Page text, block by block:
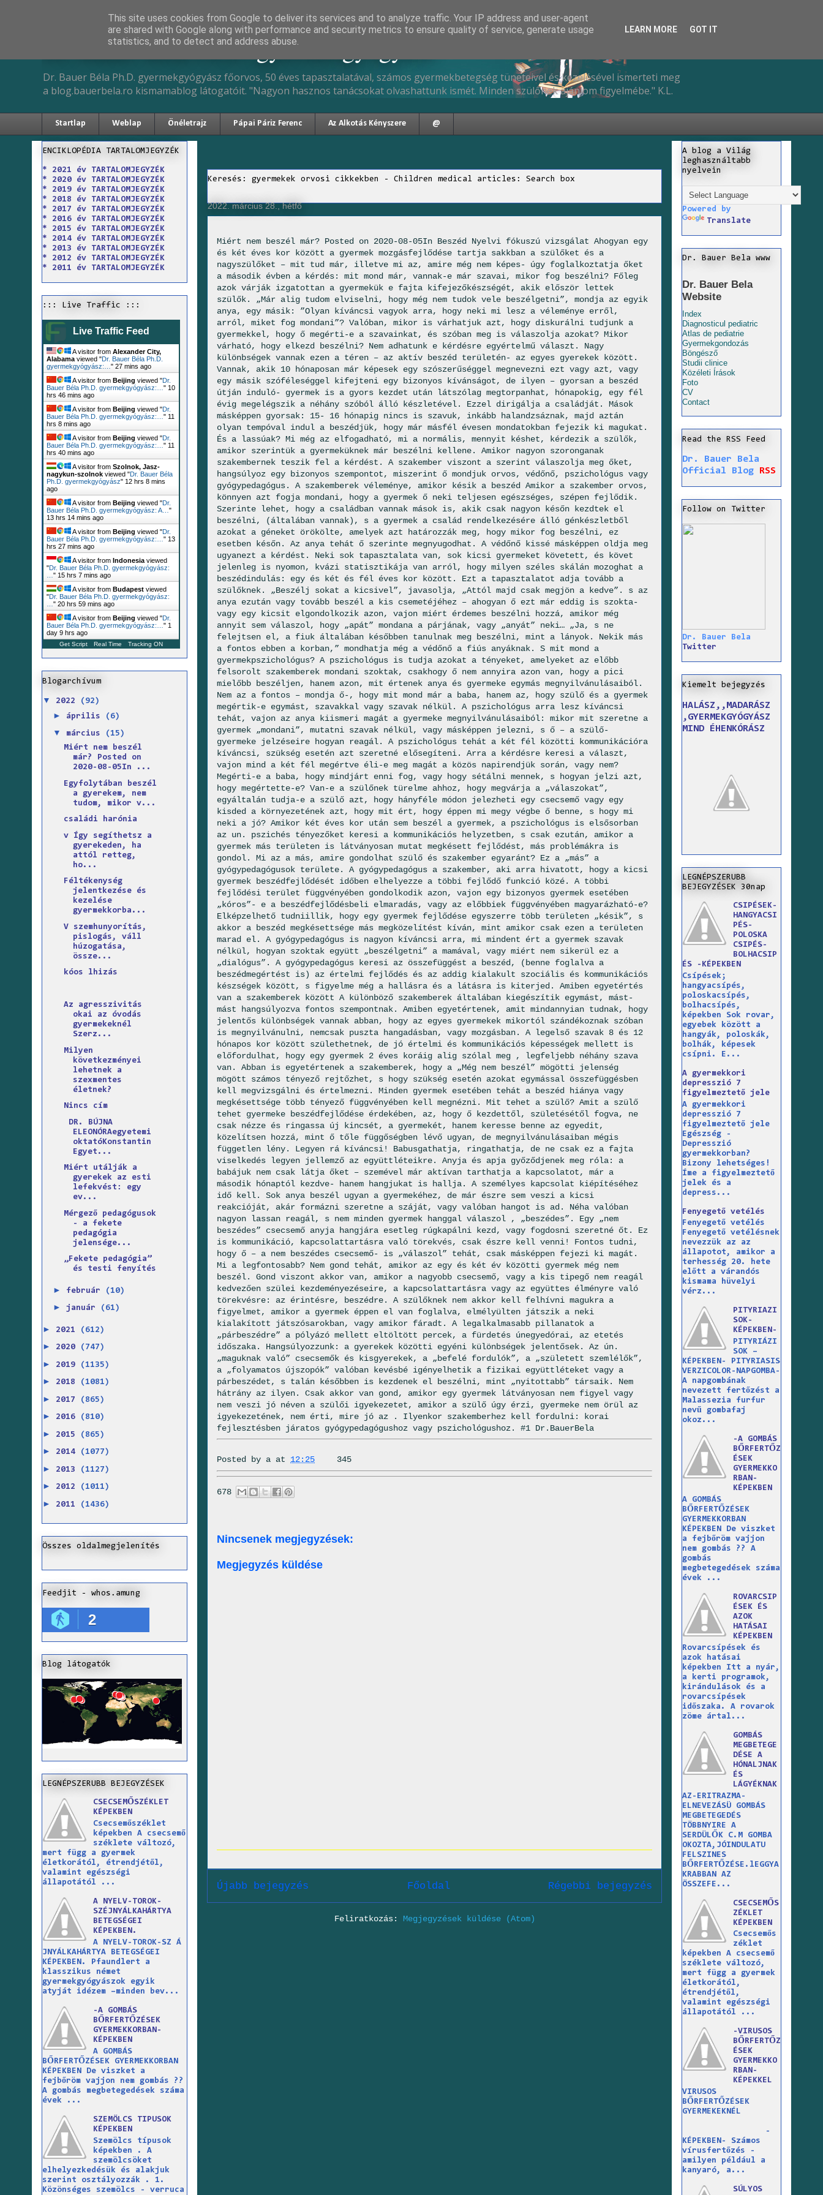
Dr. Bauer Béla Ph.D. gyermekgyógyász
Dr. Bauer Béla Ph.D. gyermekgyógyász főorvos, 50 éves tapasztalatával, számos gyermekbetegség tüneteivel és kezelésével ismerteti meg
a blog.bauerbela.ro kismamablog látogatóit. "Nagyon hasznos tanácsokat olvashattunk ismét. Minden szülőnek ajánlom figyelmébe." K.L.
Startlap Weblap Önéletrajz Pápai Páriz Ferenc Az Alkotás Kényszere @
Keresés: gyermekek orvosi cikkekben - Children medical articles: Search box
2022. március 28., hétfő
Miért nem beszél már? Posted on 2020-08-05In Beszéd Nyelvi fókuszú vizsgálat Ahogyan egy
és két éves kor között a gyermek mozgásfejlődése tartja sakkban a szülőket és a
nagyszülőket – mit tud már, illetve mi az, amire még nem képes- úgy foglalkoztatja őket
a második évben a kérdés: mit mond már, vannak-e már szavai, mikor fog beszélni? Főleg
azok várják izgatottan a gyermekük e fajta kifejezőkészségét, akik először lettek
szülők. „Már alig tudom elviselni, hogy még nem tudok vele beszélgetni”, mondja az egyik
anya, egy másik: ”Olyan kíváncsi vagyok arra, hogy neki mi lesz a véleménye erről,
arról, miket fog mondani”? Valóban, mikor is várhatjuk azt, hogy diskurálni tudjunk a
gyermekkel, hogy ő megérti-e a szavainkat, és szóban meg is válaszolja azokat? Mikor
várható, hogy elkezd beszélni? Nem adhatunk e kérdésre egyértelmű választ. Nagy
különbségek vannak ezen a téren – az aktív beszéd területén- az egyes gyerekek között.
Vannak, akik 10 hónaposan már képesek egy szószerűséggel megnevezni ezt vagy azt, vagy
egy másik szóféleséggel kifejteni egy bizonyos kívánságot, de ilyen – gyorsan a beszéd
útján induló- gyermek is a gyors kezdet után látszólag megtorpanhat, hónapokig, egy fél
évig megelégszik a néhány szóból álló készletével. Ezzel dirigálja a családját. Mások
másképpen gyorsak: 15- 16 hónapig nincs is szavuk, inkább halandzsáznak, majd aztán
olyan tempóval indul a beszédjük, hogy már másfél évesen mondatokban fejezik ki magukat.
És a lassúak? Mi még az elfogadható, mi a normális, mennyit késhet, kérdezik a szülők,
amikor szerintük a gyermeküknek már beszélni kellene. Amikor nagyon szoronganak
szakembernek teszik fel a kérdést. A szakember viszont a szerint válaszolja meg őket,
hangsúlyoz egy bizonyos szempontot, miszerint ő mondjuk orvos, védőnő, pszichológus vagy
gyógypedagógus. A szakemberek véleménye, amikor késik a beszéd Amikor a szakember orvos,
könnyen azt fogja mondani, hogy a gyermek ő neki teljesen egészséges, szépen fejlődik.
Szerinte lehet, hogy a családban vannak mások is, akik csak nagyon későn kezdtek el
beszélni, (általában vannak), s a gyermek a család rendelkezésére álló génkészletből
azokat a géneket örökölte, amelyek azt határozzák meg, hogy mikor fog beszélni, ez
esetben későn. Az anya tehát ő szerinte megnyugodhat. A védőnő kissé másképpen oldja meg
ugyanezt a kérdést. Neki sok tapasztalata van, sok kicsi gyermeket követett, és követ
jelenleg is nyomon, kvázi statisztikája van arról, hogy milyen széles skálán mozoghat a
beszédindulás: egy és két és fél éves kor között. Ezt a tapasztalatot adja tovább a
szülőknek. „Beszélj sokat a kicsivel”, javasolja, „Attól majd csak megjön a kedve”. s az
anya ezután vagy tovább beszél a kis csemetéjéhez – ahogyan ő ezt már eddig is szokta-
vagy egy kicsit elgondolkozik azon, vajon miért érdemes beszélni hozzá, amikor még
annyit sem válaszol, hogy „apát” mondana a párjának, vagy „anyát” neki… „Ja, s ne
felejtsen el, a fiuk általában későbben tanulnak meg beszélni, mint a lányok. Nekik más
a fontos ebben a korban,” mondhatja még a védőnő a fiús anyáknak. S mit mond a
gyermekpszichológus? A pszichológus is tudja azokat a tényeket, amelyeket az előbb
felsorolt szakemberek mondani szoktak, csakhogy ő nem annyira azon van, hogy a pici
mielőbb beszéljen, hanem azon, mit értenek anya és gyermeke egymás megnyilvánulásaiból.
Nem az a fontos – mondja ő-, hogy mit mond már a baba, hanem az, hogy szülő és a gyermek
megértik-e egymást, szavakkal vagy szavak nélkül. A pszichológus arra lesz kíváncsi
tehát, vajon az anya kiismeri magát a gyermeke megnyilvánulásaiból: mikor mit szeretne a
gyermek „mondani”, mutatni szavak nélkül, vagy másképpen jelezni, s ő – a szülő-
gyermeke jelzéseire hogyan reagál. A pszichológus tehát a két fél közötti kommunikációra
kíváncsi, szükség esetén azt szeretné elősegíteni. Arra a kérdésre keresi a választ,
vajon mind a két fél megértve éli-e meg magát a közös napirendjük során, vagy nem?
Megérti-e a baba, hogy mindjárt enni fog, vagy hogy sétálni mennek, s hogyan jelzi azt,
hogy megértette-e? Van-e a szülőnek türelme ahhoz, hogy megvárja a „válaszokat”,
egyáltalán tudja-e a szülő azt, hogy hányféle módon jelezheti egy csecsemő vagy egy
kisded a környezetének azt, hogy mit ért, hogy éppen mi megy végbe ő benne, s hogy mi
neki a jó? Amikor két éves kor után sem beszél a gyermek, a pszichológus is elsősorban
az un. pszichés tényezőket keresi a kommunikációs helyzetben, s csak ezután, amikor a
gyermek más területen is látványosan mutat megkésett fejlődést, más problémákra is
gondol. Mi az a más, amire gondolhat szülő és szakember egyaránt? Ez a „más” a
gyógypedagógusok területe. A gyógypedagógus a szakember, aki arra hivatott, hogy a kicsi
gyermek beszédfejlődését időben elhelyezze a többi fejlődő funkció közé. A többi
fejlődési terület függvényében gondolkodik azon, vajon egy bizonyos gyermek esetében
„kóros”- e a beszédfejlődésbeli elmaradás, vagy az előbbiek függvényében magyarázható-e?
Elképzelhető tudniillik, hogy egy gyermek fejlődése egyszerre több területen „késik”, s
akkor a beszéd megkésettsége más megközelítést kíván, mint amikor csak ezen a területen
marad el. A gyógypedagógus is nagyon kíváncsi arra, mi mindent ért a gyermek szavak
nélkül, hogyan szoktak együtt „beszélgetni” a mamával, vagy miért nem sikerül ez a
„dialógus”. A gyógypedagógus keresi az összefüggést a beszéd, (benne foglalva a
beszédmegértést is) az értelmi fejlődés és az addig kialakult szociális és kommunikációs
készségek között, s figyelme még a hallásra és a látásra is kiterjed. Amiben egyetértés
van a szakemberek között A különböző szakemberek általában kiegészítik egymást, mást-
mást hangsúlyozva fontos szempontnak. Amiben egyetértenek, amit mindannyian tudnak, hogy
jelentős különbségek vannak abban, hogy az egyes gyermekek mikortól szándékoznak szóban
is megnyilvánulni, nemcsak puszta hangadásban, vagy mozgásban. A legelső szavak 8 és 12
hónapos kor között születhetnek, de jó értelmi és kommunikációs képességek mellett is
előfordulhat, hogy egy gyermek 2 éves koráig alig szólal meg , legfeljebb néhány szava
van. Abban is egyetértenek a szakemberek, hogy a „Még nem beszél” mögötti jelenség
mögött számos tényező rejtőzhet, s hogy szükség esetén azokat egymással összefüggésben
kell megvizsgálni és értelmezni. Minden gyermek esetében tehát a beszéd hiánya vagy
megkésettsége több tényező függvényében kell megnézni. Mit tehet a szülő? Amit a szülő
tehet gyermeke beszédfejlődése érdekében, az, hogy ő kezdettől, születésétől fogva, ne
csak nézze és ringassa új kincsét, a gyermekét, hanem keresse benne az egyedit,
közelítsen hozzá, mint ő tőle függőségben lévő ugyan, de megnyilvánulásaiban mégis
független lény. Legyen rá kíváncsi! Babusgathatja, ringathatja, de ne csak ez a fajta
viselkedés legyen jellemző az együttléteikre. Anyja és apja győződjenek meg róla: a
babájuk nem csak látja őket – szemével már aktívan tarthatja a kapcsolatot, már a
második hónaptól kezdve- hanem hangjukat is hallja. A személyes kapcsolat kiépítéséhez
idő kell. Sok anya beszél ugyan a gyermekéhez, de már észre sem veszi a kicsi
reakcióját, akár formázni szeretne a száját, vagy valóban hangot is ad. Néha valóban
nagyon lassan reagál, s nem minden gyermek hanggal válaszol , „beszédes”. Egy „nem
beszédes” csecsemő anyja hangjára esetleg rúgkapálni kezd, vagy fogdosni szeretné őt. Ez
is kommunikáció, kapcsolattartásra való törekvés, csak észre kell venni! Fontos tudni,
hogy ő – a nem beszédes csecsemő- is „válaszol” tehát, csak másképpen fejezi ki magát.
Mi a legfontosabb? Nem gond tehát, amikor az egy és két év közötti gyermek még nem
beszél. Gond viszont akkor van, amikor a nagyobb csecsemő, vagy a kis tipegő nem reagál
kedvezően szülei kezdeményezéseire, a kapcsolattartásra vagy az együttes élményre való
törekvésre: az érintésre, beszédre. A szülőknek nem akkor kell felhívni magukra a
figyelmet, amikor a gyermek éppen el van foglalva, elmélyülten játszik a neki
kialakított játszósarokban, vagy amikor fáradt. A legalkalmasabb pillanatok a
„párbeszédre” a pólyázó mellett eltöltött percek, a fürdetés únegyedórai, az etetés
időszaka. Hangsúlyozzunk: a gyerekek közötti egyéni különbségek jelentősek. Az ún.
„maguknak való” csecsemők és kisgyerekek, a „befelé fordulók”, a „született szemlélők”,
a „folyamatos újszopók” valóban kevésbé igényelhetik a fizikai együttléteket vagy a
párbeszédet, s talán későbben is kezdenek el beszélni, mint „nyitottabb” társaik. Nem
hátrány az ilyen. Csak akkor van gond, amikor egy gyermek látványosan nem figyel vagy
nem veszi jó néven a szülői igyekezetet, amikor a szülő úgy érzi, gyermeke nem örül az
igyekezetének, nem érti, mire jó az . Ilyenkor szakemberhez kell fordulni: korai
fejlesztésben járatos gyógypedagógushoz vagy pszichológushoz. #1 Dr.BauerBela
Posted by a at 12:25 345
678
Nincsenek megjegyzések:
Megjegyzés küldése
Újabb bejegyzés Régebbi bejegyzés
Főoldal
Feliratkozás: Megjegyzések küldése (Atom)
ENCIKLOPÉDIA TARTALOMJEGYZÉK
* 2021 év TARTALOMJEGYZÉK
* 2020 év TARTALOMJEGYZÉK
* 2019 év TARTALOMJEGYZÉK
* 2018 év TARTALOMJEGYZÉK
* 2017 év TARTALOMJEGYZÉK
* 2016 év TARTALOMJEGYZÉK
* 2015 év TARTALOMJEGYZÉK
* 2014 év TARTALOMJEGYZÉK
* 2013 év TARTALOMJEGYZÉK
* 2012 év TARTALOMJEGYZÉK
* 2011 év TARTALOMJEGYZÉK
::: Live Traffic :::
Live Traffic Feed
A visitor from Alexander City,
Alabama viewed "Dr. Bauer Béla Ph.D.
gyermekgyógyász:… " 27 mins ago
A visitor from Beijing viewed "Dr.
Bauer Béla Ph.D. gyermekgyógyász:… " 10
hrs 46 mins ago
A visitor from Beijing viewed "Dr.
Bauer Béla Ph.D. gyermekgyógyász:… " 11
hrs 9 mins ago
A visitor from Beijing viewed "Dr.
Bauer Béla Ph.D. gyermekgyógyász:… " 11
hrs 40 mins ago
A visitor from Szolnok, Jasz-
nagykun-szolnok viewed "Dr. Bauer Béla
Ph.D. gyermekgyógyász" 12 hrs 8 mins
ago
A visitor from Beijing viewed "Dr.
Bauer Béla Ph.D. gyermekgyógyász: A… "
13 hrs 14 mins ago
A visitor from Beijing viewed "Dr.
Bauer Béla Ph.D. gyermekgyógyász:… " 13
hrs 27 mins ago
A visitor from Indonesia viewed
"Dr. Bauer Béla Ph.D. gyermekgyógyász:
" 15 hrs 7 mins ago
A visitor from Budapest viewed
"Dr. Bauer Béla Ph.D. gyermekgyógyász:
" 20 hrs 59 mins ago
A visitor from Beijing viewed "Dr.
Bauer Béla Ph.D. gyermekgyógyász:… " 1
day 9 hrs ago
Get Script Real Time Tracking ON
Blogarchívum
▼ 2022 (92)
► április (6)
▼ március
(15)
Miért nem beszél
már? Posted on
2020-08-05In ...
Egyfolytában beszél
a gyerekem, nem
tudom, mikor v...
családi harónia
v Így segíthetsz a
gyerekeden, ha
attól retteg,
ho...
Féltékenység
jelentkezése és
kezelése
gyermekkorba...
V szemhunyorítás,
pislogás, váll
húzogatása,
össze...
kóos lhizás
Az agresszivitás
okai az óvodás
gyermekeknél
Szerz...
Milyen
következményei
lehetnek a
szexmentes
életnek?
Nincs cím
DR. BÚJNA
ELEONÓRAegyetemi
oktatóKonstantin
Egyet...
Miért utálják a
gyerekek az esti
lefekvést: egy
ev...
Mérgező pedagógusok
- a fekete
pedagógia
jelensége...
„Fekete pedagógia”
és testi fenyítés
► február (10)
► január (61)
► 2021 (612)
► 2020 (747)
► 2019 (1135)
► 2018 (1081)
► 2017 (865)
► 2016 (810)
► 2015 (865)
► 2014 (1077)
► 2013 (1127)
► 2012 (1011)
► 2011 (1436)
Összes oldalmegjelenítés
Feedjit - whos.amung
2
Blog látogatók
LEGNÉPSZERUBB BEJEGYZÉSEK
CSECSEMŐSZÉKLET
KÉPEKBEN
Csecsemőszéklet
képekben A csecsemő
széklete változó,
mert függ a gyermek
életkorától, étrendjétől,
valamint egészségi
állapotától ...
A NYELV-TOROK-
SZÉJNYÁLKAHÁRTYA
BETEGSÉGEI
KÉPEKBEN.
A NYELV-TOROK-SZ Á
JNYÁLKAHÁRTYA BETEGSÉGEI
KÉPEKBEN. Pfaundlert a
klasszikus német
gyermekgyógyászok egyik
atyját idézem –minden bev...
-A GOMBÁS
BŐRFERTŐZÉSEK
GYERMEKKORBAN-
KÉPEKBEN
A GOMBÁS
BŐRFERTŐZÉSEK GYERMEKKORBAN
KÉPEKBEN De viszket a
fejbőröm vajjon nem gombás ??
A gombás megbetegedések száma
évek ...
SZEMÖLCS TIPUSOK
KÉPEKBEN
Szemölcs típusok
képekben . A
szemölcsöket
elhelyezkedésük és alakjuk
szerint osztályozzák . 1.
Közönséges szemölcs - verruca
A blog a Világ
leghasználtabb
nyelvein
Powered by
Translate
Dr. Bauer Bela www
Dr. Bauer Bela
Website
Index
Diagnosticul pediatric
Atlas de pediatrie
Gyermekgondozás
Böngésző
Studii clinice
Közéleti Írások
Foto
CV
Contact
Read the RSS Feed
Dr. Bauer Bela
Official Blog
RSS
Follow on Twitter
Dr. Bauer Bela
Twitter
Kiemelt bejegyzés
HALÁSZ,,MADARÁSZ
,GYERMEKGYÓGYÁSZ
MIND ÉHENKÓRÁSZ
LEGNÉPSZERUBB
BEJEGYZÉSEK 30nap
CSIPÉSEK-
HANGYACSI
PÉS-
POLOSKA
CSIPÉS-
BOLHACSIP
ÉS -KÉPEKBEN
Csípések;
hangyacsípés,
poloskacsípés,
bolhacsípés,
képekben Sok rovar,
egyebek között a
hangyák, poloskák,
bolhák, képesek
csípni. E...
A gyermekkori
depresszió 7
figyelmeztető jele
A gyermekkori
depresszió 7
figyelmeztető jele
Egészség -
Depresszió
gyermekkorban?
Bizony lehetséges!
Íme a figyelmeztető
jelek és a
depress...
Fenyegető vetélés
Fenyegető vetélés
Fenyegető vetélésnek
nevezzük az az
állapotot, amikor a
terhesség 20. hete
előtt a várandós
kismama hüvelyi
vérz...
PITYRIAZI
SOK-
KÉPEKBEN-
PITYRIÁZI
SOK –
KÉPEKBEN- PITYRIASIS
VERZICOLOR-NAPGOMBA-
A napgombának
nevezett fertőzést a
Malassezia furfur
nevű gombafaj
okoz...
-A GOMBÁS
BŐRFERTŐZ
ÉSEK
GYERMEKKO
RBAN-
KÉPEKBEN
A GOMBÁS
BŐRFERTŐZÉSEK
GYERMEKKORBAN
KÉPEKBEN De viszket
a fejbőröm vajjon
nem gombás ?? A
gombás
megbetegedések száma
évek ...
ROVARCSIP
ÉSEK ÉS
AZOK
HATÁSAI
KÉPEKBEN
Rovarcsípések és
azok hatásai
képekben Itt a nyár,
a kerti programok,
kirándulások és a
rovarcsípések
időszaka. A rovarok
zöme ártal...
GOMBÁS
MEGBETEGE
DÉSE A
HÓNALJNAK
ÉS
LÁGYÉKNAK
AZ-ERITRAZMA-
ELNEVEZÁSÜ GOMBÁS
MEGBETEGEDÉS
TÖBBNYIRE A
SERDÜLŐK C.M GOMBA
OKOZTA,JÓINDULATU
FELSZINES
BŐRFERTŐZÉSE.lEGGYA
KRABBAN AZ
ÖSSZEFE...
CSECSEMŐS
ZÉKLET
KÉPEKBEN
Csecsemős
zéklet
képekben A csecsemő
széklete változó,
mert függ a gyermek
életkorától,
étrendjétől,
valamint egészségi
állapotától ...
-VIRUSOS
BŐRFERTŐZ
ÉSEK
GYERMEKKO
RBAN-
KÉPEKKEL
VIRUSOS
BŐRFERTŐZÉSEK
GYERMEKEKNÉL
-
KÉPEKBEN- Számos
vírusfertőzés -
amilyen például a
kanyaró, a...
SÚLYOS
This site uses cookies from Google to deliver its services and to analyze traffic. Your IP address and user-agent
are shared with Google along with performance and security metrics to ensure quality of service, generate usage
statistics, and to detect and address abuse.
LEARN MORE GOT IT